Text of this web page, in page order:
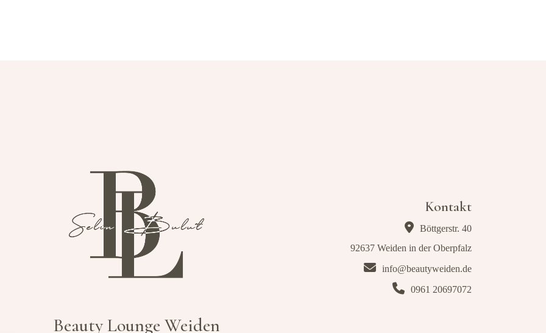
Beauty Lounge Weiden
Kontakt
Böttgerstr. 40
92637 Weiden in der Oberpfalz
info@beautyweiden.de
0961 20697072